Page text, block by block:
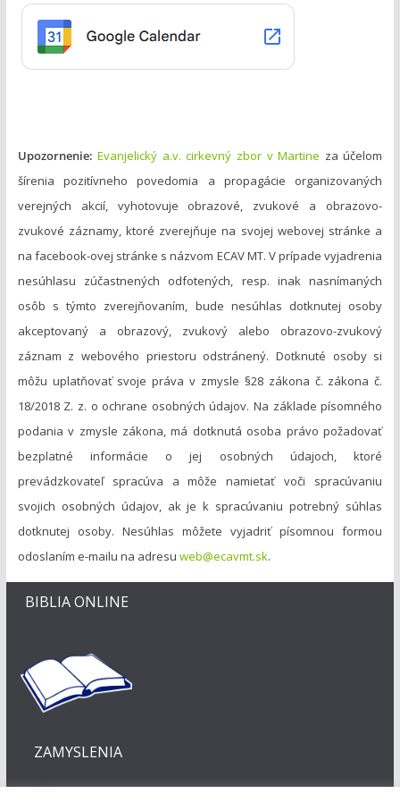
r
Upozornenie: Evanjelický a.v. cirkevný zbor v Martine za účelom
šírenia pozitívneho povedomia a propagácie organizovaných
verejných akcií, vyhotovuje obrazové, zvukové a obrazovo-
zvukové záznamy, ktoré zverejňuje na svojej webovej stránke a
na facebook-ovej stránke s názvom ECAV MT. V prípade vyjadrenia
nesúhlasu zúčastnených odfotených, resp. inak nasnímaných
osôb s týmto zverejňovaním, bude nesúhlas dotknutej osoby
akceptovaný a obrazový, zvukový alebo obrazovo-zvukový
záznam z webového priestoru odstránený. Dotknuté osoby si
môžu uplatňovať svoje práva v zmysle §28 zákona č. zákona č.
18/2018 Z. z. o ochrane osobných údajov. Na základe písomného
podania v zmysle zákona, má dotknutá osoba právo požadovať
bezplatné informácie o jej osobných údajoch, ktoré
prevádzkovateľ spracúva a môže namietať voči spracúvaniu
svojich osobných údajov, ak je k spracúvaniu potrebný súhlas
dotknutej osoby. Nesúhlas môžete vyjadriť písomnou formou
odoslaním e-mailu na adresu web@ecavmt.sk.
BIBLIA ONLINE
ZAMYSLENIA